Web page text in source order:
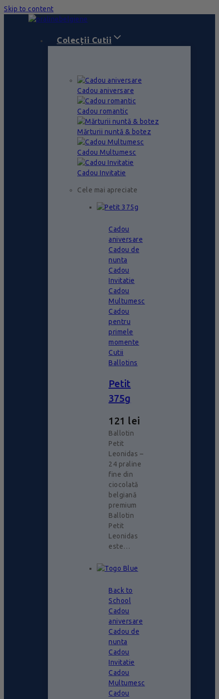
Skip to content
Colecții Cutii
Cadou aniversare
Cadou romantic
Mărturii nuntă & botez
Cadou Multumesc
Cadou Invitatie
Cele mai apreciate
Cadou
aniversare
Cadou de
nunta
Cadou
Invitatie
Cadou
Multumesc
Cadou
pentru
primele
momente
Cutii
Ballotins
Petit
375g
121 lei
Ballotin
Petit
Leonidas –
24 praline
fine din
ciocolată
belgiană
premium
Ballotin
Petit
Leonidas
este…
Back to
School
Cadou
aniversare
Cadou de
nunta
Cadou
Invitatie
Cadou
Multumesc
Cadou